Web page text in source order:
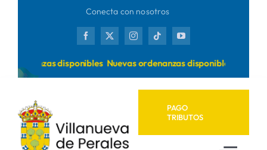
Conecta con nosotros
disponibles Nuevas ordenanzas disponibles
PAGO
TRIBUTOS